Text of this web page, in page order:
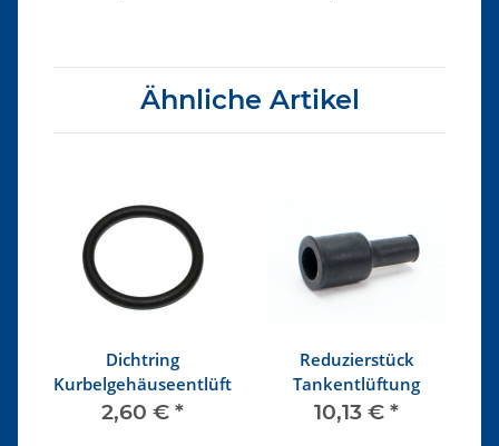
Ähnliche Artikel
Dichtring
Kurbelgehäuseentlüftung
2,60 € *
Reduzierstück
Tankentlüftung
10,13 € *